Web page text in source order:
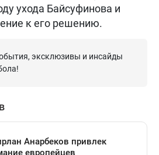
ухода Байсуфинова и
к его решению.
эксклюзивы и инсайды